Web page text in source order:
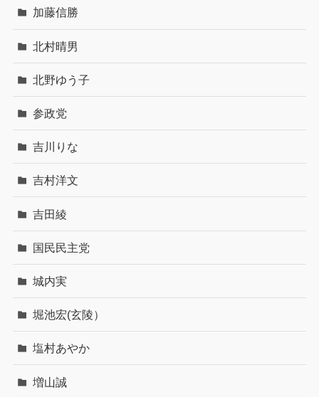
加藤信勝
北村晴男
北野ゆう子
参政党
吉川りな
吉村洋文
吉田綾
国民民主党
城内実
堀池宏(玄陵）
塩村あやか
増山誠